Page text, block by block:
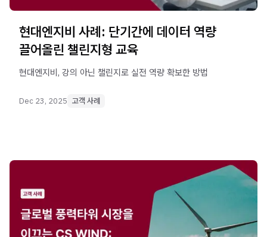
현대엔지비 사례: 단기간에 데이터 역량
끌어올린 챌린지형 교육
현대엔지비, 강의 아닌 챌린지로 실전 역량 확보한 방법
Dec 23, 2025 고객 사례